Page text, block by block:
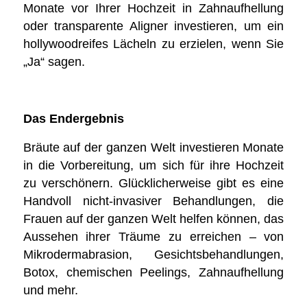
Monate vor Ihrer Hochzeit in Zahnaufhellung
oder transparente Aligner investieren, um ein
hollywoodreifes Lächeln zu erzielen, wenn Sie
„Ja“ sagen.
Das Endergebnis
Bräute auf der ganzen Welt investieren Monate
in die Vorbereitung, um sich für ihre Hochzeit
zu verschönern. Glücklicherweise gibt es eine
Handvoll nicht-invasiver Behandlungen, die
Frauen auf der ganzen Welt helfen können, das
Aussehen ihrer Träume zu erreichen – von
Mikrodermabrasion, Gesichtsbehandlungen,
Botox, chemischen Peelings, Zahnaufhellung
und mehr.